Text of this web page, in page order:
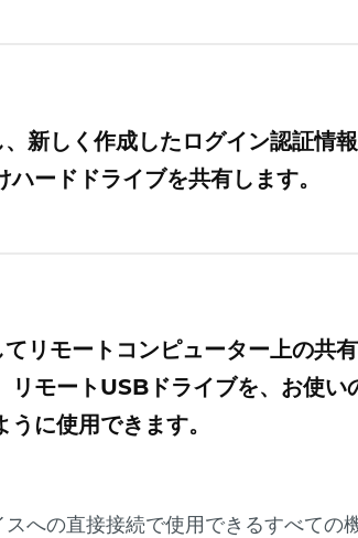
新しく作成したログイン認証情
ードドライブを共有します。
リモートコンピューター上の共
リモートUSBドライブを、お使い
に使用できます。
への直接接続で使用できるすべての